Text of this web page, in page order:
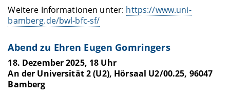
Weitere Informationen unter: https://www.uni-
bamberg.de/bwl-bfc-sf/
Abend zu Ehren Eugen Gomringers
18. Dezember 2025, 18 Uhr
An der Universität 2 (U2), Hörsaal U2/00.25, 96047
Bamberg